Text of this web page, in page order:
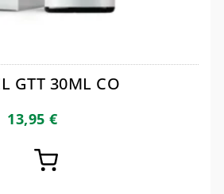
GTT 30ML CO
13,95€